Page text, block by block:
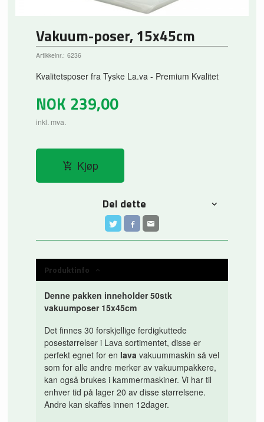
Vakuum-poser, 15x45cm
Artikkelnr.: 6236
Kvalitetsposer fra Tyske La.va - Premium Kvalitet
NOK 239,00
inkl. mva.
Kjøp
Del dette
Produktinfo
Denne pakken inneholder 50stk
vakuumposer 15x45cm
Det finnes 30 forskjellige ferdigkuttede
posestørrelser i Lava sortimentet, disse er
perfekt egnet for en lava vakuummaskin så vel
som for alle andre merker av vakuumpakkere,
kan også brukes i kammermaskiner. Vi har til
enhver tid på lager 20 av disse størrelsene.
Andre kan skaffes innen 12dager.